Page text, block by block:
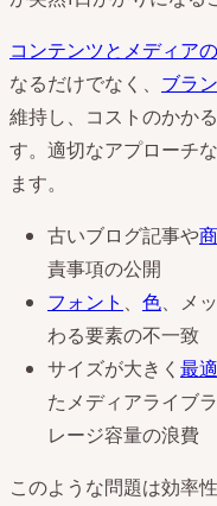
コンテンツとメディア
なるだけでなく、 ブラ
維持し、コストのかか
す。適切なアプローチ
ます。
古いブログ記事や
責事項の公開
フォント 、 色、メ
わる要素の不一致
サイズが大きく 最
たメディアライブ
レージ容量の浪費
このような問題は効率